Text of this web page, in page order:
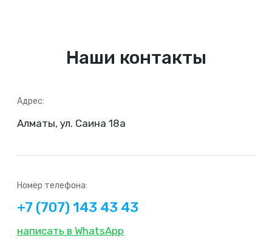
Наши контакты